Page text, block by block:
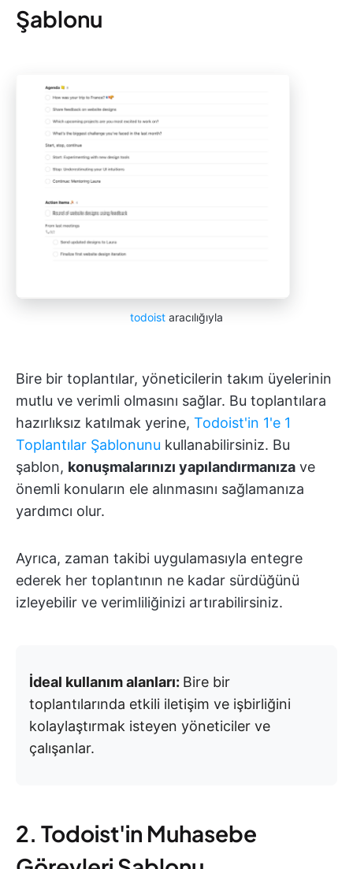
Şablonu
todoist aracılığıyla
Bire bir toplantılar, yöneticilerin takım üyelerinin
mutlu ve verimli olmasını sağlar. Bu toplantılara
hazırlıksız katılmak yerine, Todoist'in 1'e 1
Toplantılar Şablonunu kullanabilirsiniz. Bu
şablon, konuşmalarınızı yapılandırmanıza ve
önemli konuların ele alınmasını sağlamanıza
yardımcı olur.
Ayrıca, zaman takibi uygulamasıyla entegre
ederek her toplantının ne kadar sürdüğünü
izleyebilir ve verimliliğinizi artırabilirsiniz.
İdeal kullanım alanları: Bire bir
toplantılarında etkili iletişim ve işbirliğini
kolaylaştırmak isteyen yöneticiler ve
çalışanlar.
2. Todoist'in Muhasebe